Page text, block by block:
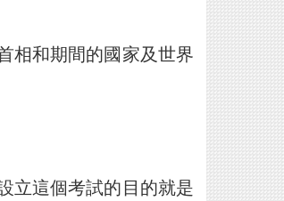
相和期間的國家及世界
立這個考試的目的就是